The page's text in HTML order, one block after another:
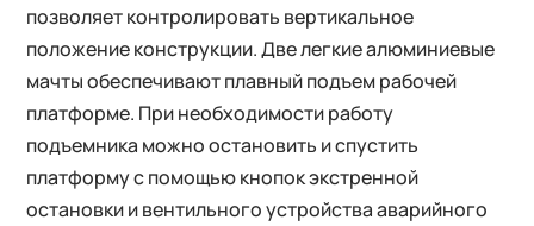
позволяет контролировать вертикальное
положение конструкции. Две легкие алюминиевые
мачты обеспечивают плавный подъем рабочей
платформе. При необходимости работу
подъемника можно остановить и спустить
платформу с помощью кнопок экстренной
остановки и вентильного устройства аварийного